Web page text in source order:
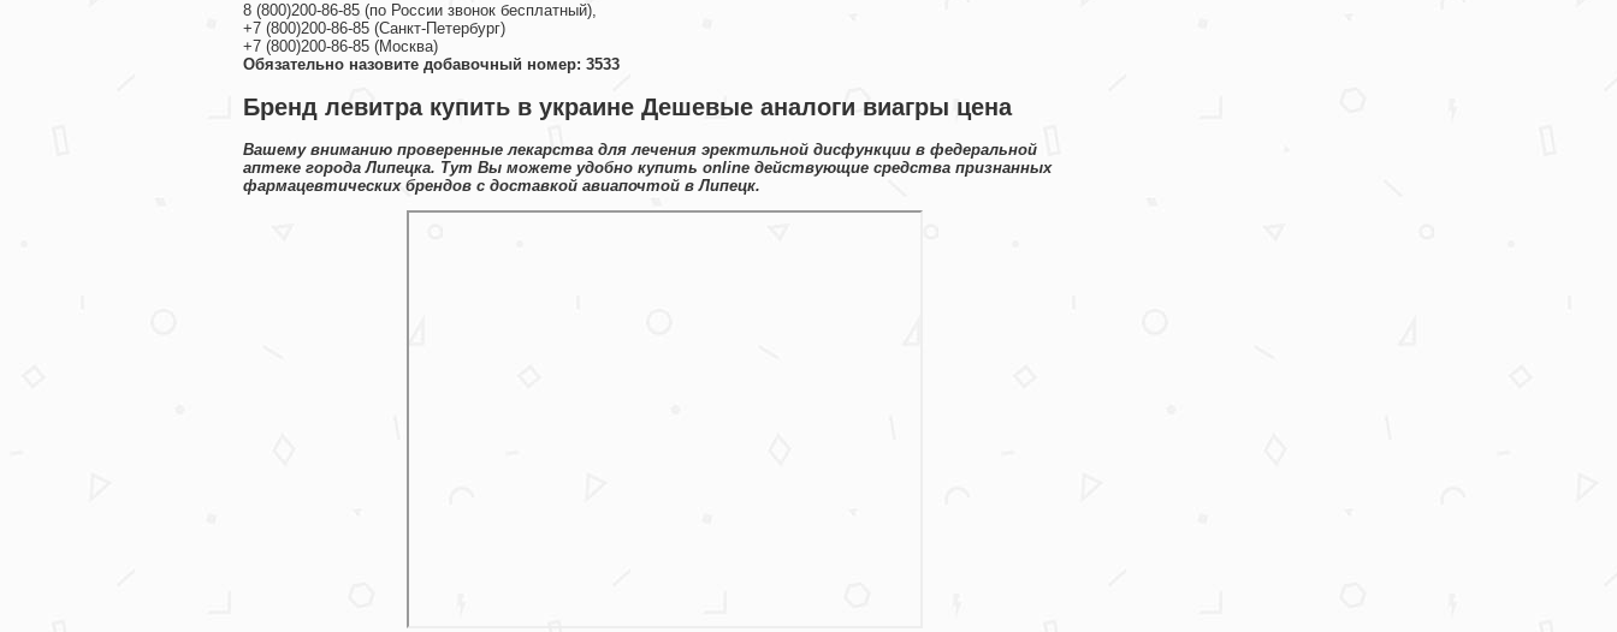
8 (800)200-86-85 (по России звонок бесплатный),
+7 (800)200-86-85 (Санкт-Петербург)
+7 (800)200-86-85 (Москва)
Обязательно назовите добавочный номер: 3533
Бренд левитра купить в украине Дешевые аналоги виагры цена
Вашему вниманию проверенные лекарства для лечения эректильной дисфункции в федеральной
аптеке города Липецка. Тут Вы можете удобно купить online действующие средства признанных
фармацевтических брендов с доставкой авиапочтой в Липецк.